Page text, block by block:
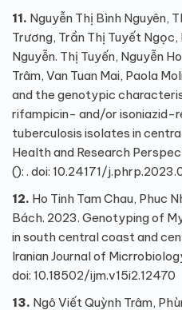
11. Nguyễn Thị Bình Nguyên,
Trương, Trần Thị Tuyết Ngọc,
Nguyễn. Thị Tuyến, Nguyễn
Trâm, Van Tuan Mai, Paola
and the genotypic
rifampicin- and/or isoniazid-
tuberculosis isolates in
Health and Research
(): . doi: 10.24171/
12. Ho Tinh Tam Chau, Phuc
Bách. 2023. Genotyping of
in south central coast and
Iranian Journal of
doi: 10.18502/ijm.v15i2.12470
13. Ngô Viết Quỳnh Trâm,